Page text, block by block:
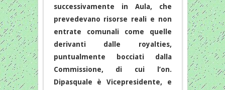
successivamente in Aula, che
prevedevano risorse reali e non
entrate comunali come quelle
derivanti dalle royalties,
puntualmente bocciati dalla
Commissione, di cui l’on.
Dipasquale è Vicepresidente, e